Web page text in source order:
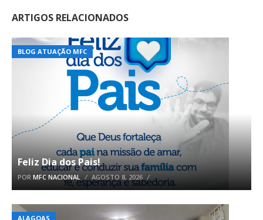
ARTIGOS RELACIONADOS
BLOG ATUAÇÃO MFC
Feliz Dia dos Pais!
POR MFC NACIONAL AGOSTO 8, 2026
ALAGOAS